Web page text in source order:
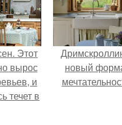
Этот
вырос
и
течет в
новый